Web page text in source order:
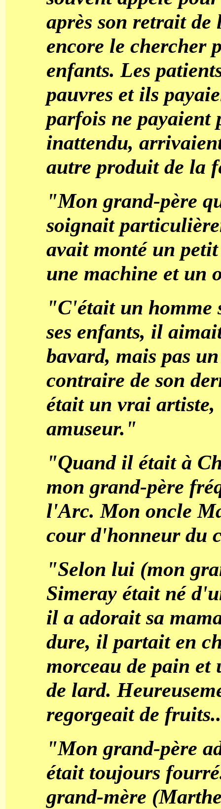
après son retrait
encore le chercher
enfants. Les
pauvres et ils
parfois ne payaient
inattendu,
autre produit de la
"Mon grand-père
soignait
avait monté un
une machine et un
"C'était un homme
ses enfants, il
bavard, mais pas
contraire de son
était un vrai
amuseur."
"Quand il était à
mon grand-père
l'Arc. Mon oncle
cour d'honneur du
"Selon lui (mon
Simeray était né
il a adorait sa
dure, il partait en
morceau de pain
de lard.
regorgeait de
"Mon grand-père
était toujours
grand-mère